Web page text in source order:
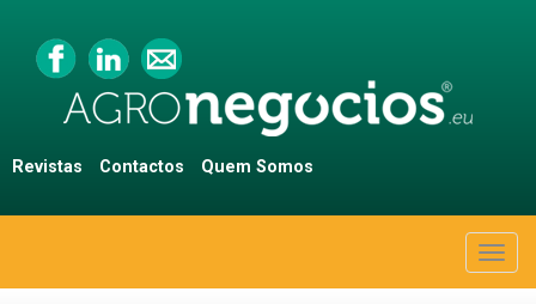
Revistas Contactos Quem Somos